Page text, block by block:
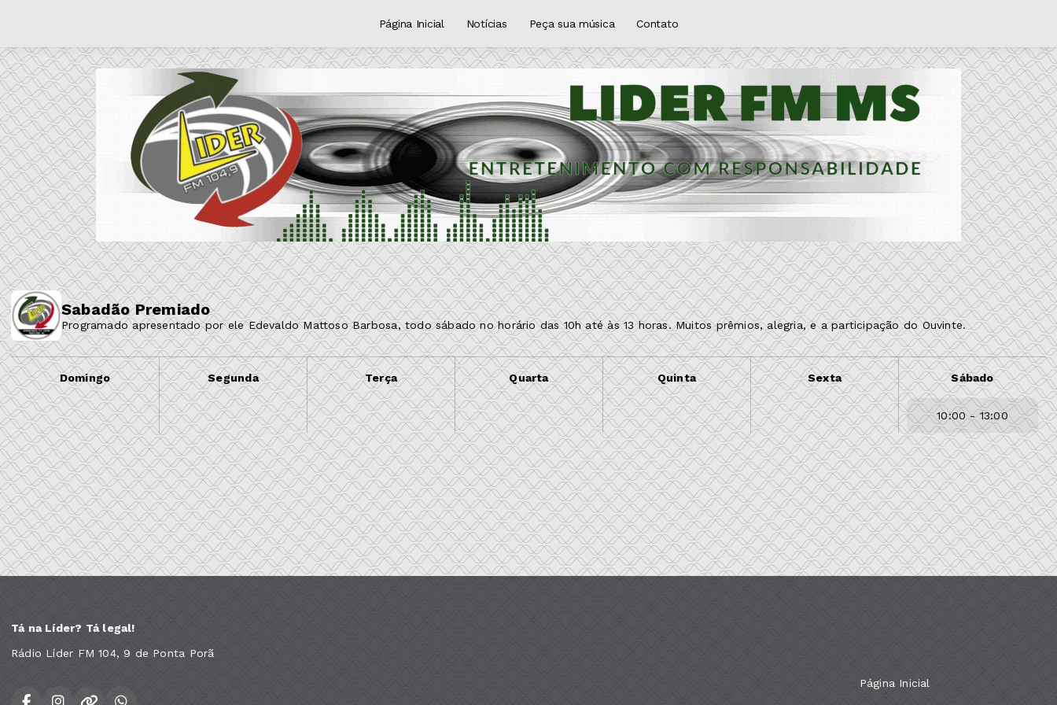
Página Inicial Notícias Peça sua música Contato
Sabadão Premiado
Programado apresentado por ele Edevaldo Mattoso Barbosa, todo sábado no horário das 10h até às 13 horas. Muitos prêmios, alegria, e a participação do Ouvinte.
Domingo Segunda Terça Quarta Quinta Sexta Sábado
10:00 - 13:00
Tá na Líder? Tá legal!
Rádio Líder FM 104, 9 de Ponta Porã
Página Inicial